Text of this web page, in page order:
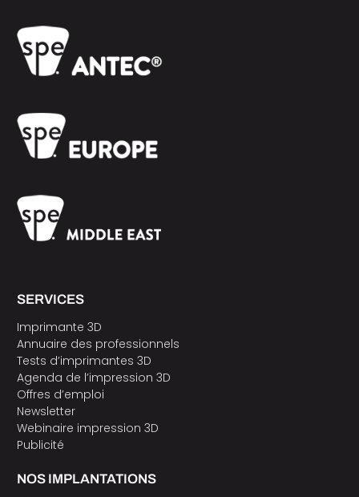
SERVICES
Imprimante 3D
Annuaire des professionnels
Tests d’imprimantes 3D
Agenda de l’impression 3D
Offres d’emploi
Newsletter
Webinaire impression 3D
Publicité
NOS IMPLANTATIONS